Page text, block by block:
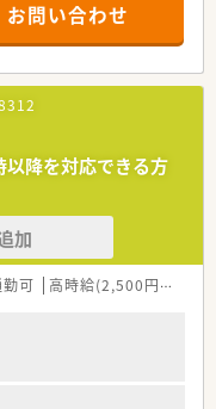
たる総合科目の処方箋を
舗です。
までとなっており、幅広
れます。
のニーズに応えるため施
り組んでいます。
宅患者様の増加に伴う、
集です。
の方やブランクのある方
迎しています。
お問い合わせ
以降を対応できる方
加
可 高時給(2,500円以上)